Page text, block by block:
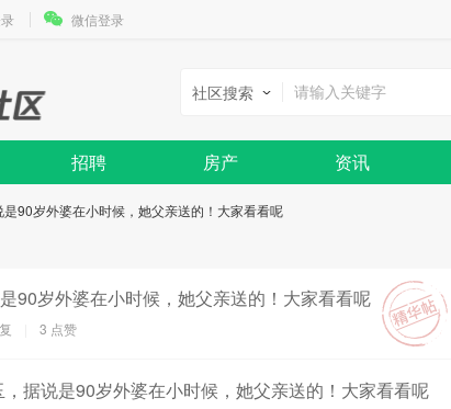
微信登录
社区搜索
招聘 房产 资讯
90岁外婆在小时候，她父亲送的！大家看看呢
90岁外婆在小时候，她父亲送的！大家看看呢
3 点赞
，据说是90岁外婆在小时候，她父亲送的！大家看看呢